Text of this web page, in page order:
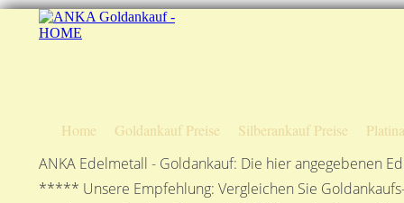
Home Goldankauf Preise Silberankauf Preise
ANKA Edelmetall - Goldankauf: Die hier angegebenen
***** Unsere Empfehlung: Vergleichen Sie